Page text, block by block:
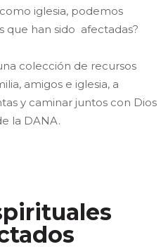
iglesia, podemos
que han sido afectadas?
colección de recursos
amigos e iglesia, a
y caminar juntos con Dios
la DANA.